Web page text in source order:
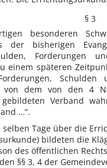
§ 3
besonderen
der bisherigen
Forderungen
einem späteren
Schulden
von dem von den 4
Verband
…“.
Tage über die
bildeten die
des öffentlichen
§§ 3, 4 der